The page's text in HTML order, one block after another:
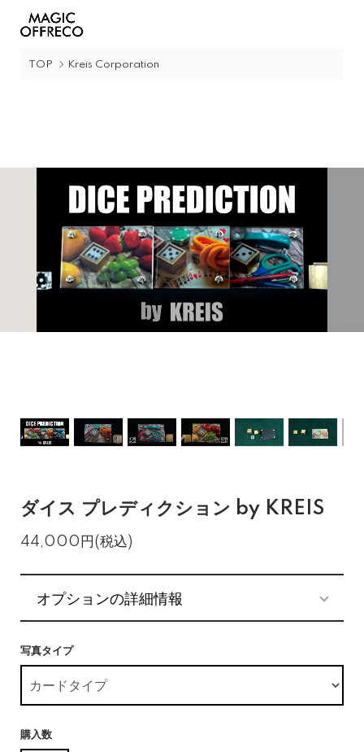
TOP Kreis Corporation
ダイス プレディクション by KREIS
44,000円(税込)
オプションの詳細情報
写真タイプ
購入数